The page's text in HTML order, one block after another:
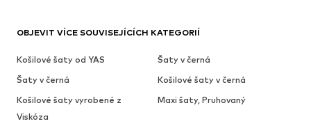
OBJEVIT VÍCE SOUVISEJÍCÍCH KATEGORIÍ
Košilové šaty od YAS
Šaty v černá
Šaty v černá
Košilové šaty v černá
Košilové šaty vyrobené z
Viskóza
Maxi šaty, Pruhovaný